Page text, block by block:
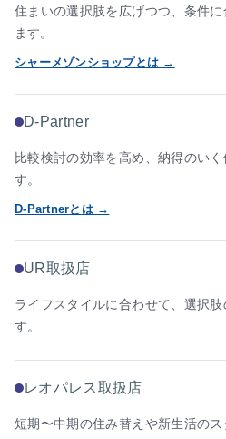
住まいの選択肢を広げつつ、条件
ます。
シャーメゾンショップとは →
D-Partner
比較検討の効率を高め、納得のい
す。
D-Partnerとは →
UR取扱店
ライフスタイルに合わせて、選択
す。
レオパレス取扱店
短期〜中期の住み替えや新生活の